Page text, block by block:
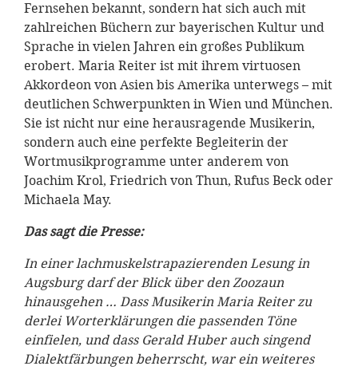
Fernsehen bekannt, sondern hat sich auch mit
zahlreichen Büchern zur bayerischen Kultur und
Sprache in vielen Jahren ein großes Publikum
erobert. Maria Reiter ist mit ihrem virtuosen
Akkordeon von Asien bis Amerika unterwegs – mit
deutlichen Schwerpunkten in Wien und München.
Sie ist nicht nur eine herausragende Musikerin,
sondern auch eine perfekte Begleiterin der
Wortmusikprogramme unter anderem von
Joachim Krol, Friedrich von Thun, Rufus Beck oder
Michaela May.
Das sagt die Presse:
In einer lachmuskelstrapazierenden Lesung in
Augsburg darf der Blick über den Zoozaun
hinausgehen … Dass Musikerin Maria Reiter zu
derlei Worterklärungen die passenden Töne
einfielen, und dass Gerald Huber auch singend
Dialektfärbungen beherrscht, war ein weiteres